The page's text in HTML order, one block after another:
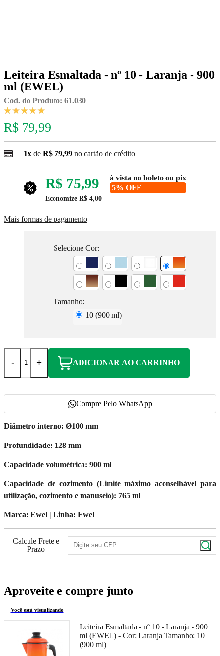
Leiteira Esmaltada - nº 10 - Laranja - 900
ml (EWEL)
Cod. do Produto: 61.030
R$ 79,99
1x de R$ 79,99 no cartão de crédito
R$ 75,99
à vista no boleto ou pix
5% OFF
Economize R$ 4,00
Mais formas de pagamento
Selecione Cor:
Tamanho:
10 (900 ml)
- + ADICIONAR AO CARRINHO
Compre Pelo WhatsApp
Diâmetro interno: Ø100 mm
Profundidade: 128 mm
Capacidade volumétrica: 900 ml
Capacidade de cozimento (Limite máximo aconselhável para
utilização, cozimento e manuseio): 765 ml
Marca: Ewel | Linha: Ewel
Calcule Frete e
Prazo
Aproveite e compre junto
Você está visualizando
Leiteira Esmaltada - nº 10 - Laranja - 900
ml (EWEL) - Cor: Laranja Tamanho: 10
(900 ml)